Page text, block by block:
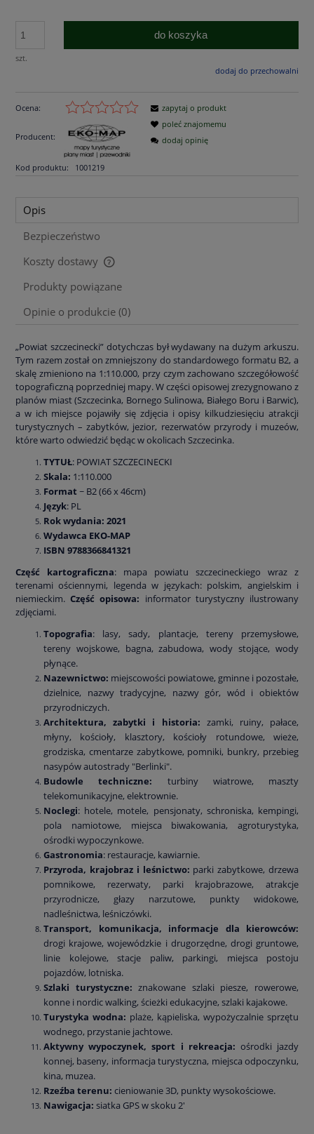
szt.
do koszyka
dodaj do przechowalni
Ocena:
Producent:
Kod produktu: 1001219
zapytaj o produkt
poleć znajomemu
dodaj opinię
Opis
Bezpieczeństwo
Koszty dostawy
Cena nie zawiera ewentualnych kosztów płatności
Produkty powiązane
Opinie o produkcie (0)
„Powiat szczecinecki” dotychczas był wydawany na dużym arkuszu.
Tym razem został on zmniejszony do standardowego formatu B2, a
skalę zmieniono na 1:110.000, przy czym zachowano szczegółowość
topograficzną poprzedniej mapy. W części opisowej zrezygnowano z
planów miast (Szczecinka, Bornego Sulinowa, Białego Boru i Barwic),
a w ich miejsce pojawiły się zdjęcia i opisy kilkudziesięciu atrakcji
turystycznych – zabytków, jezior, rezerwatów przyrody i muzeów,
które warto odwiedzić będąc w okolicach Szczecinka.
TYTUŁ: POWIAT SZCZECINECKI
Skala: 1:110.000
Format ~ B2 (66 x 46cm)
Język: PL
Rok wydania: 2021
Wydawca EKO-MAP
ISBN 9788366841321
Część kartograficzna: mapa powiatu szczecineckiego wraz z
terenami ościennymi, legenda w językach: polskim, angielskim i
niemieckim.Część opisowa: informator turystyczny ilustrowany
zdjęciami.
Topografia: lasy, sady, plantacje, tereny przemysłowe,
tereny wojskowe, bagna, zabudowa, wody stojące, wody
płynące.
Nazewnictwo: miejscowości powiatowe, gminne i pozostałe,
dzielnice, nazwy tradycyjne, nazwy gór, wód i obiektów
przyrodniczych.
Architektura, zabytki i historia: zamki, ruiny, pałace,
młyny, kościoły, klasztory, kościoły rotundowe, wieże,
grodziska, cmentarze zabytkowe, pomniki, bunkry, przebieg
nasypów autostrady "Berlinki".
Budowle techniczne: turbiny wiatrowe, maszty
telekomunikacyjne, elektrownie.
Noclegi: hotele, motele, pensjonaty, schroniska, kempingi,
pola namiotowe, miejsca biwakowania, agroturystyka,
ośrodki wypoczynkowe.
Gastronomia: restauracje, kawiarnie.
Przyroda, krajobraz i leśnictwo: parki zabytkowe, drzewa
pomnikowe, rezerwaty, parki krajobrazowe, atrakcje
przyrodnicze, głazy narzutowe, punkty widokowe,
nadleśnictwa, leśniczówki.
Transport, komunikacja, informacje dla kierowców:
drogi krajowe, wojewódzkie i drugorzędne, drogi gruntowe,
linie kolejowe, stacje paliw, parkingi, miejsca postoju
pojazdów, lotniska.
Szlaki turystyczne: znakowane szlaki piesze, rowerowe,
konne i nordic walking, ścieżki edukacyjne, szlaki kajakowe.
Turystyka wodna: plaże, kąpieliska, wypożyczalnie sprzętu
wodnego, przystanie jachtowe.
Aktywny wypoczynek, sport i rekreacja: ośrodki jazdy
konnej, baseny, informacja turystyczna, miejsca odpoczynku,
kina, muzea.
Rzeźba terenu: cieniowanie 3D, punkty wysokościowe.
Nawigacja: siatka GPS w skoku 2'